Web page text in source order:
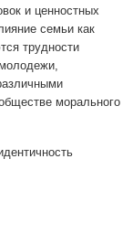
и ценностных
семьи как
трудности
морального